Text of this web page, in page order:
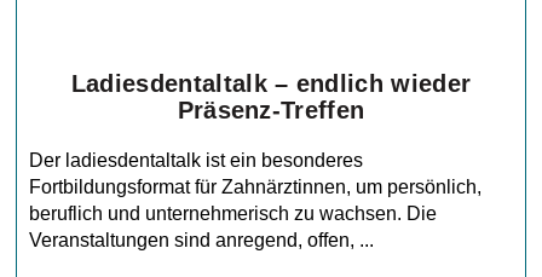
Ladiesdentaltalk – endlich wieder
Präsenz-Treffen
Der ladiesdentaltalk ist ein besonderes
Fortbildungsformat für Zahnärztinnen, um persönlich,
beruflich und unternehmerisch zu wachsen. Die
Veranstaltungen sind anregend, offen, ...